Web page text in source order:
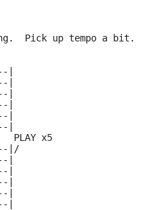
Pick up tempo a bit.
|
|
|
|
|
|
PLAY x5
|/
|
|
|
|
|